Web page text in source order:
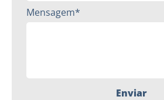
Mensagem*
Enviar